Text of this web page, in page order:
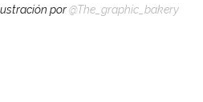
por@The_graphic_bakery